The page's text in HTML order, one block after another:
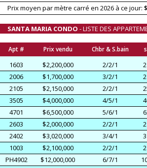
Prix moyen par mètre carré en 2026 à ce jour:
SANTA MARIA CONDO - LISTE DES
Apt # Prix vendu Chbr & S.bain
1603 $2,200,000 2/2/1
2006
$1,700,000 3/2/1
2105
$2,150,000 2/2/1
3505
$4,000,000 4/5/1
4701
$6,500,000 5/6/1
2603
$2,000,000 2/2/1
2402
$3,020,000 3/4/1
1003
$2,100,000 2/2/1
PH4902
$12,000,000 6/7/1